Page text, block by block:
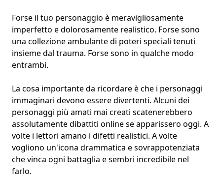
Forse il tuo personaggio è meravigliosamente
imperfetto e dolorosamente realistico. Forse sono
una collezione ambulante di poteri speciali tenuti
insieme dal trauma. Forse sono in qualche modo
entrambi.
La cosa importante da ricordare è che i personaggi
immaginari devono essere divertenti. Alcuni dei
personaggi più amati mai creati scatenerebbero
assolutamente dibattiti online se apparissero oggi. A
volte i lettori amano i difetti realistici. A volte
vogliono un'icona drammatica e sovrappotenziata
che vinca ogni battaglia e sembri incredibile nel
farlo.